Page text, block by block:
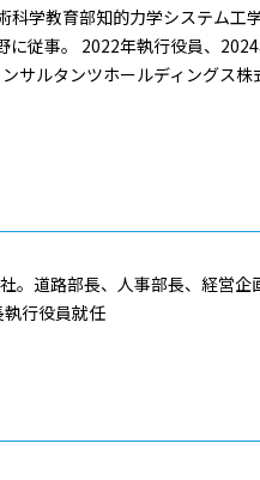
学教育部知的力学システム工
従事。 2022年執行役員、
サルタンツホールディングス
道路部長、人事部長、経営
行役員就任